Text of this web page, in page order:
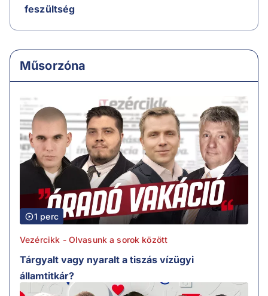
feszültség
Műsorzóna
1 perc
Vezércikk - Olvasunk a sorok között
Tárgyalt vagy nyaralt a tiszás vízügyi
államtitkár?